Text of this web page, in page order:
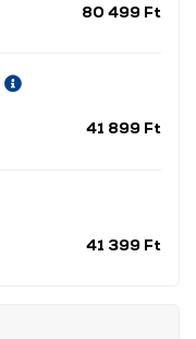
80 499 Ft
41 899 Ft
41 399 Ft